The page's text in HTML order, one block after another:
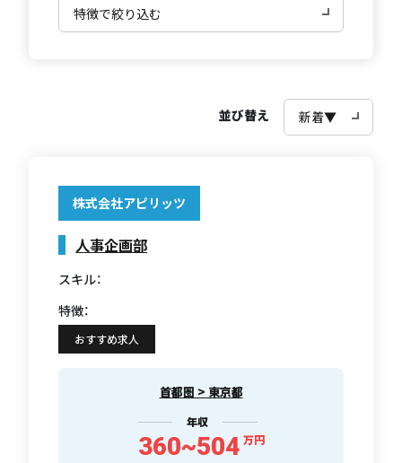
並び替え
株式会社アピリッツ
人事企画部
スキル：
特徴：
おすすめ求人
首都圏 > 東京都
年収
360~504 万円